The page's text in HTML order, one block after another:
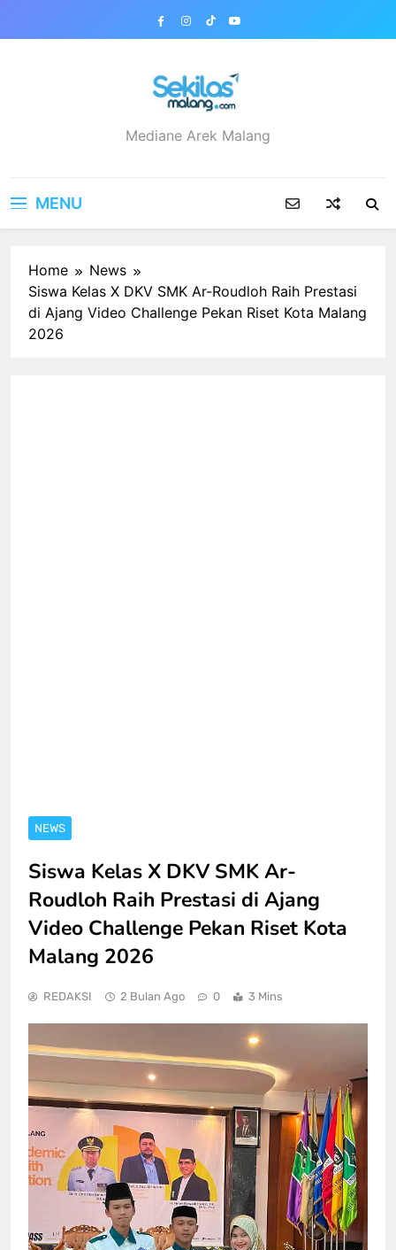
sekilasmalang.com
Mediane Arek Malang
MENU
Home
News
Siswa Kelas X DKV SMK Ar-Roudloh Raih Prestasi
di Ajang Video Challenge Pekan Riset Kota Malang
2026
NEWS
Siswa Kelas X DKV SMK Ar-
Roudloh Raih Prestasi di Ajang
Video Challenge Pekan Riset Kota
Malang 2026
REDAKSI 2 Bulan Ago 0 3 Mins